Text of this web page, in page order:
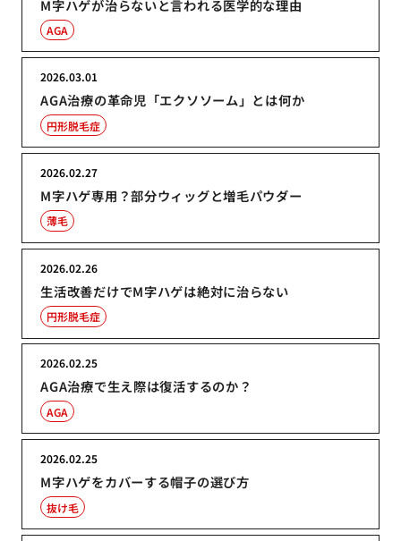
M字ハゲが治らないと言われる医学的な理由
AGA
AGA治療の革命児「エクソソーム」とは何か
2026.03.01
円形脱毛症
M字ハゲ専用？部分ウィッグと増毛パウダー
2026.02.27
薄毛
生活改善だけでM字ハゲは絶対に治らない
2026.02.26
円形脱毛症
AGA治療で生え際は復活するのか？
2026.02.25
AGA
M字ハゲをカバーする帽子の選び方
2026.02.25
抜け毛